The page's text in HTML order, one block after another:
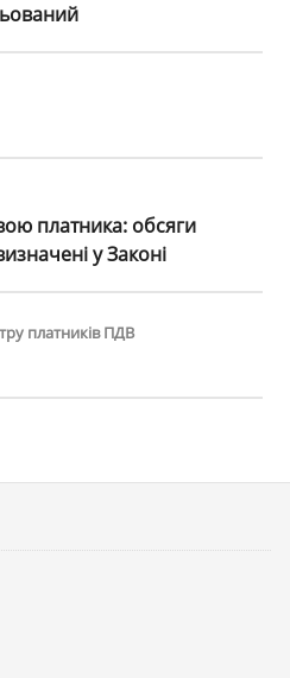
платника: обсяги
у Законi
платників ПДВ